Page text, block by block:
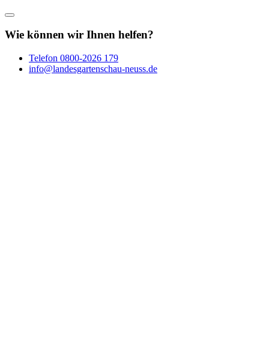
Wie können wir Ihnen helfen?
Telefon 0800-2026 179
info@landesgartenschau-neuss.de